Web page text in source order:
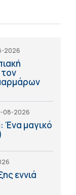
2026
08-2026
Ένα μαγικό
εννιά